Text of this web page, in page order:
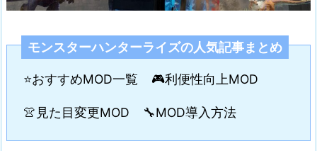
モンスターハンターライズの人気記事まとめ
⭐おすすめMOD一覧 🎮利便性向上MOD
👚見た目変更MOD 🔧MOD導入方法